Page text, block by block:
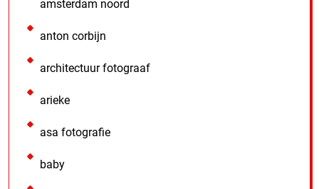
amsterdam noord
anton corbijn
architectuur fotograaf
arieke
asa fotografie
baby